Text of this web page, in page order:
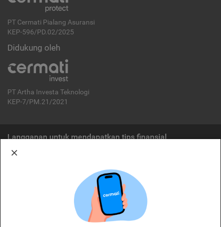
PT Cermati Pialang Asuransi
KEP-596/PD.02/2025
Didukung oleh
PT Artha Investa Teknologi
KEP-7/PM.21/2021
Langganan untuk mendapatkan tips finansial
Cermati merupakan penyelenggara agregasi jasa keuangan yang terdaftar di
OJK. Oleh karena itu, produk dan/atau layanan jasa keuangan yang
ditawarkan bukan merupakan produk dan/atau layanan jasa keuangan yang
diterbitkan oleh Cermati dan Cermati tidak bertanggung jawab atas tuntutan